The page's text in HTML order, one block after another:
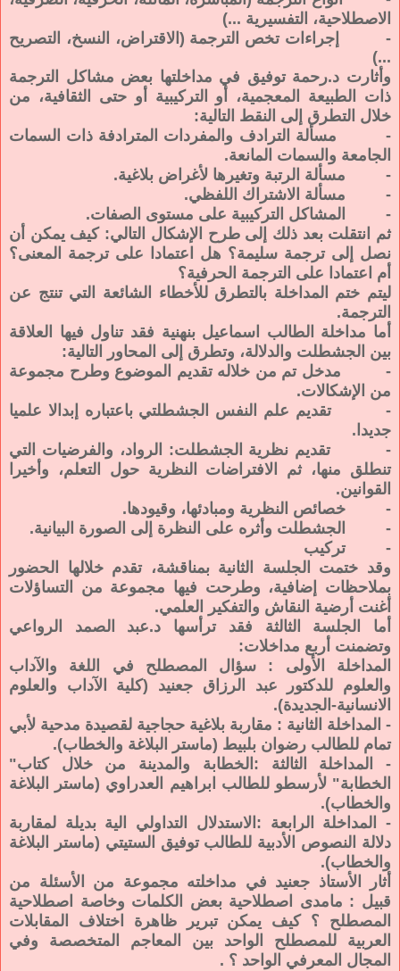
الاصطلاحية، التفسيرية ...)
- إجراءات تخص الترجمة (الاقتراض، النسخ، التصريح
...)
وأثارت د.رحمة توفيق في مداخلتها بعض مشاكل الترجمة
ذات الطبيعة المعجمية، أو التركيبية أو حتى الثقافية، من
خلال التطرق إلى النقط التالية:
- مسألة الترادف والمفردات المترادفة ذات السمات
الجامعة والسمات المانعة.
- مسألة الرتبة وتغيرها لأغراض بلاغية.
- مسألة الاشتراك اللفظي.
- المشاكل التركيبية على مستوى الصفات.
ثم انتقلت بعد ذلك إلى طرح الإشكال التالي: كيف يمكن أن
نصل إلى ترجمة سليمة؟ هل اعتمادا على ترجمة المعنى؟
أم اعتمادا على الترجمة الحرفية؟
ليتم ختم المداخلة بالتطرق للأخطاء الشائعة التي تنتج عن
الترجمة.
أما مداخلة الطالب اسماعيل بنهنية فقد تناول فيها العلاقة
بين الجشطلت والدلالة، وتطرق إلى المحاور التالية:
- مدخل تم من خلاله تقديم الموضوع وطرح مجموعة
من الإشكالات.
- تقديم علم النفس الجشطلتي باعتباره إبدالا علميا
جديدا.
- تقديم نظرية الجشطلت: الرواد، والفرضيات التي
تنطلق منها، ثم الافتراضات النظرية حول التعلم، وأخيرا
القوانين.
- خصائص النظرية ومبادئها، وقيودها.
- الجشطلت وأثره على النظرة إلى الصورة البيانية.
- تركيب
وقد ختمت الجلسة الثانية بمناقشة، تقدم خلالها الحضور
بملاحظات إضافية، وطرحت فيها مجموعة من التساؤلات
أغنت أرضية النقاش والتفكير العلمي.
أما الجلسة الثالثة فقد ترأسها د.عبد الصمد الرواعي
وتضمنت أربع مداخلات:
المداخلة الأولى : سؤال المصطلح في اللغة والآداب
والعلوم للدكتور عبد الرزاق جعنيد (كلية الآداب والعلوم
الانسانية-الجديدة).
- المداخلة الثانية : مقاربة بلاغية حجاجية لقصيدة مدحية لأبي
تمام للطالب رضوان بلبيط (ماستر البلاغة والخطاب).
- المداخلة الثالثة :الخطابة والمدينة من خلال كتاب"
الخطابة" لأرسطو للطالب ابراهيم العدراوي (ماستر البلاغة
والخطاب).
- المداخلة الرابعة :الاستدلال التداولي الية بديلة لمقاربة
دلالة النصوص الأدبية للطالب توفيق الستيتي (ماستر البلاغة
والخطاب).
أثار الأستاذ جعنيد في مداخلته مجموعة من الأسئلة من
قبيل : مامدى اصطلاحية بعض الكلمات وخاصة اصطلاحية
المصطلح ؟ كيف يمكن تبرير ظاهرة اختلاف المقابلات
العربية للمصطلح الواحد بين المعاجم المتخصصة وفي
المجال المعرفي الواحد ؟ .